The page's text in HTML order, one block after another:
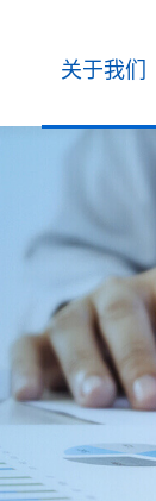
关于我们